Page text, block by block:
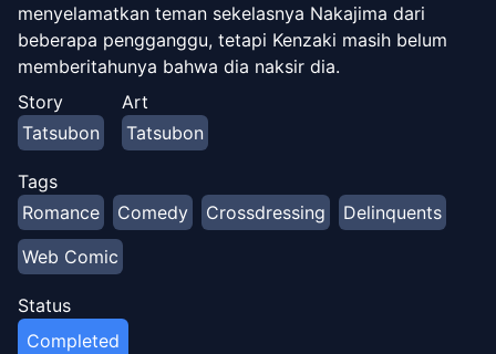
menyelamatkan teman sekelasnya Nakajima dari
beberapa pengganggu, tetapi Kenzaki masih belum
memberitahunya bahwa dia naksir dia.
Story
Tatsubon
Art
Tatsubon
Tags
Romance
Comedy Crossdressing
Delinquents
Web Comic
Status
Completed